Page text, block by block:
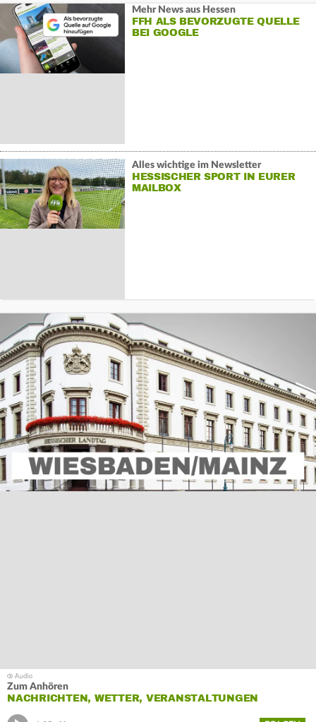
Mehr News aus Hessen
FFH ALS BEVORZUGTE QUELLE
BEI GOOGLE
Alles wichtige im Newsletter
HESSISCHER SPORT IN EURER
MAILBOX
Zum Anhören
NACHRICHTEN, WETTER, VERANSTALTUNGEN